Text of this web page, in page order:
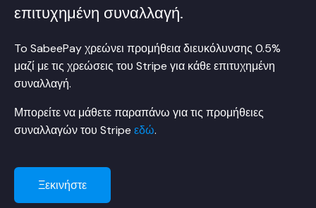
επιτυχημένη συναλλαγή.
To SabeePay χρεώνει προμήθεια διευκόλυνσης 0.5%
μαζί με τις χρεώσεις του Stripe για κάθε επιτυχημένη
συναλλαγή.
Μπορείτε να μάθετε παραπάνω για τις προμήθειες
συναλλαγών του Stripe εδώ.
Ξεκινήστε